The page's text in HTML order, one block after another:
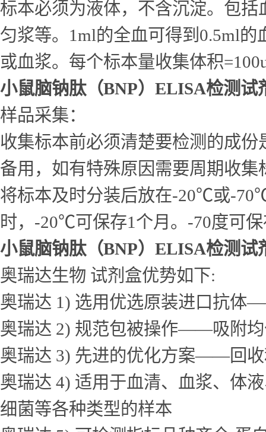
标本必须为液体，不含沉淀。包
匀浆等。1ml的全血可得到0.5ml的
或血浆。每个标本量收集体积
小鼠脑钠肽（BNP）ELISA检测试
样品采集：
收集标本前必须清楚要检测的成
备用，如有特殊原因需要周期收集
将标本及时分装后放在-20℃或-
时，-20℃可保存1个月。-70度可
小鼠脑钠肽（BNP）ELISA检测试
奥瑞达生物 试剂盒优势如下:
奥瑞达 1) 选用优选原装进口抗体
奥瑞达 2) 规范包被操作——吸附
奥瑞达 3) 先进的优化方案——回
奥瑞达 4) 适用于血清、血浆、体
细菌等各种类型的样本